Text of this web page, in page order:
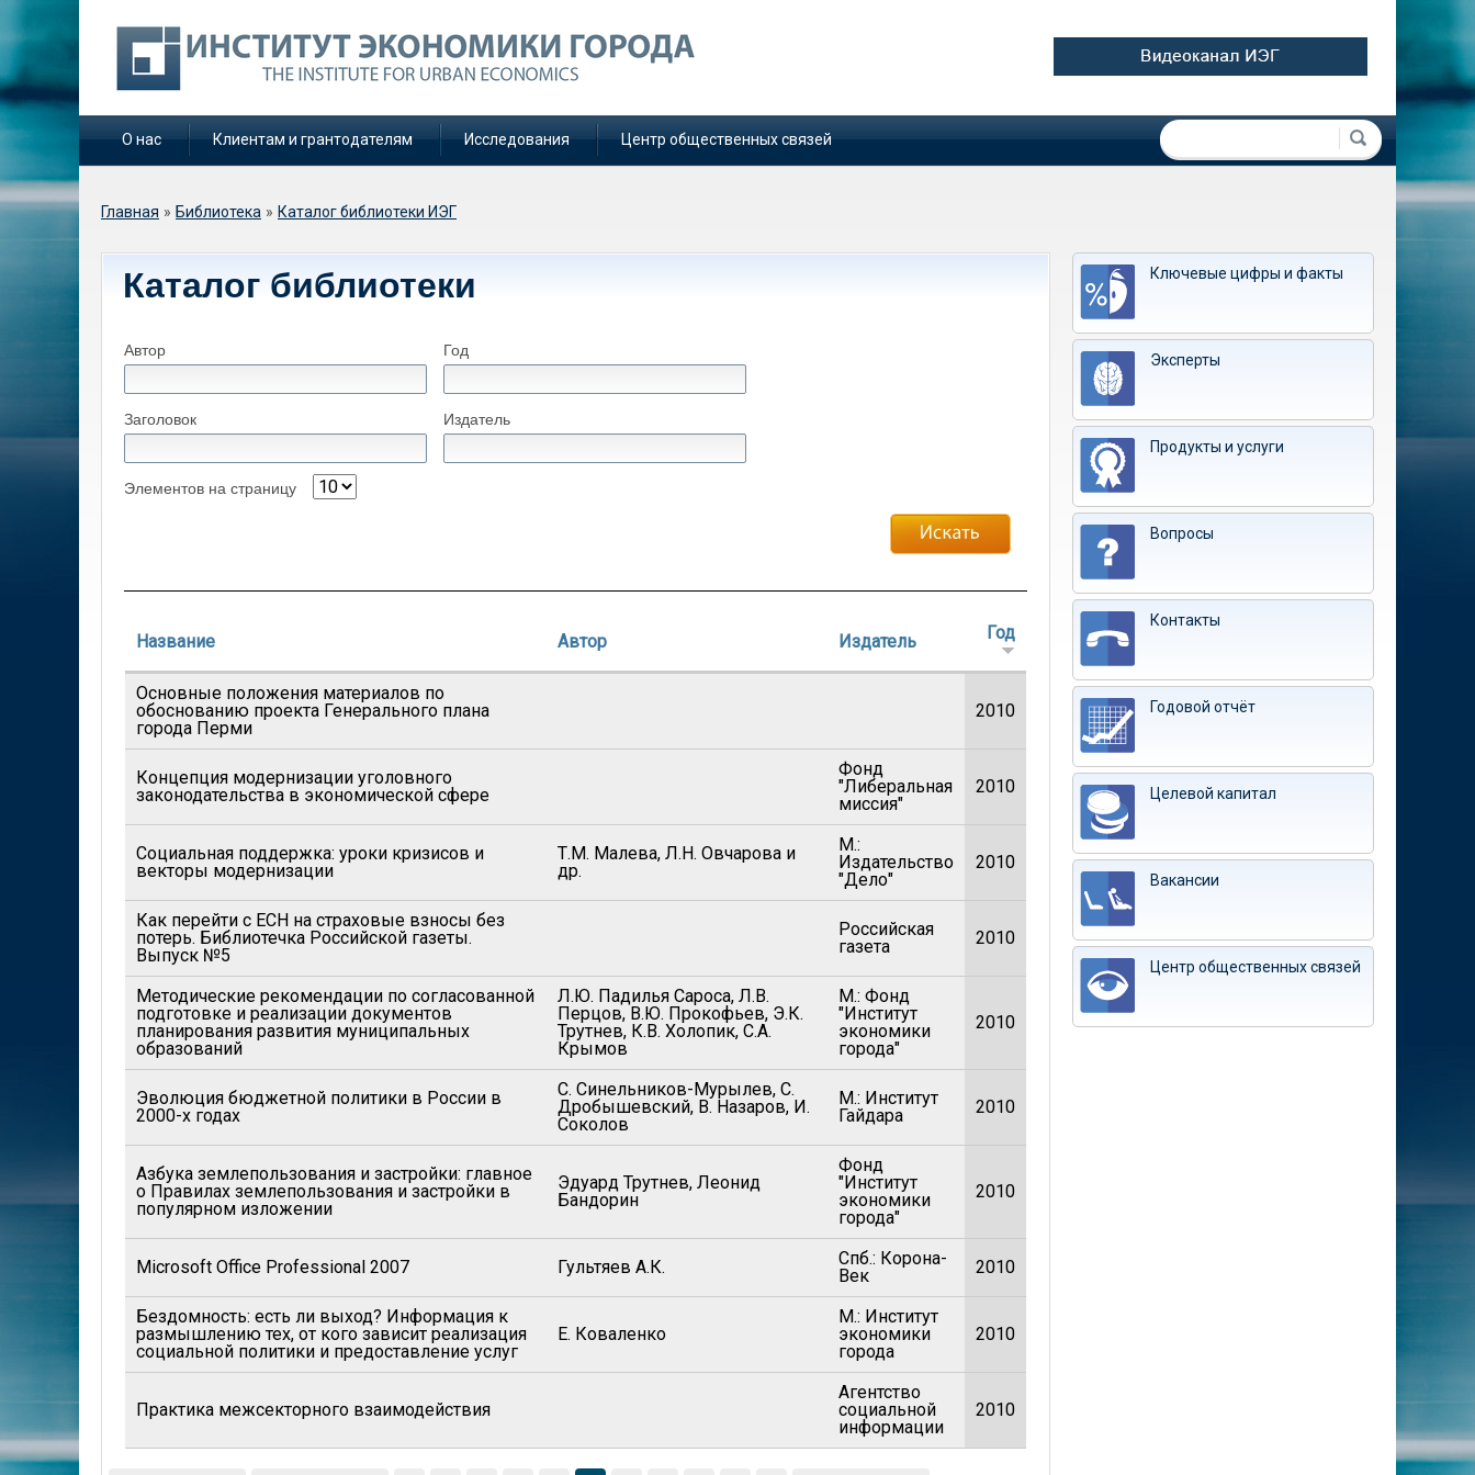
О нас Клиентам и грантодателям Исследования Центр общественных связей Форма поиска
Поиск
Вы здесь
Главная » Библиотека » Каталог библиотеки ИЭГ
Каталог библиотеки
Автор Год
Заголовок Издатель
Элементов на страницу
Название Автор Издатель Год
Основные положения материалов по
обоснованию проекта Генерального плана
города Перми
2010
Концепция модернизации уголовного
законодательства в экономической сфере
Фонд
"Либеральная
миссия"
2010
Социальная поддержка: уроки кризисов и
векторы модернизации
Т.М. Малева, Л.Н. Овчарова и
др.
М.:
Издательство
"Дело"
2010
Как перейти с ЕСН на страховые взносы без
потерь. Библиотечка Российской газеты.
Выпуск №5
Российская
газета
2010
Методические рекомендации по согласованной
подготовке и реализации документов
планирования развития муниципальных
образований
Л.Ю. Падилья Сароса, Л.В.
Перцов, В.Ю. Прокофьев, Э.К.
Трутнев, К.В. Холопик, С.А.
Крымов
М.: Фонд
"Институт
экономики
города"
2010
Эволюция бюджетной политики в России в
2000-х годах
С. Синельников-Мурылев, С.
Дробышевский, В. Назаров, И.
Соколов
М.: Институт
Гайдара
2010
Азбука землепользования и застройки: главное
о Правилах землепользования и застройки в
популярном изложении
Эдуард Трутнев, Леонид
Бандорин
Фонд
"Институт
экономики
города"
2010
Microsoft Office Professional 2007 Гультяев А.К.
Спб.: Корона-
Век
2010
Бездомность: есть ли выход? Информация к
размышлению тех, от кого зависит реализация
социальной политики и предоставление услуг
Е. Коваленко
М.: Институт
экономики
города
2010
Практика межсекторного взаимодействия
Агентство
социальной
информации
2010
Ключевые цифры и факты
Эксперты
Продукты и услуги
Вопросы
Контакты
Годовой отчёт
Целевой капитал
Вакансии
Центр общественных связей